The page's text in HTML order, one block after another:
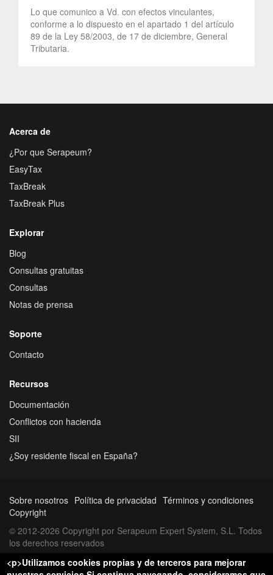
Lo que comunico a Vd. con efectos vinculantes,
conforme a lo dispuesto en el apartado 1 del artículo
89 de la Ley 58/2003, de 17 de diciembre, General
Tributaria.
Acerca de
¿Por que Serapeum?
EasyTax
TaxBreak
TaxBreak Plus
Explorar
Blog
Consultas gratuitas
Consultas
Notas de prensa
Soporte
Contacto
Recursos
Documentación
Conflictos con hacienda
SII
¿Soy residente fiscal en España?
Sobre nosotros Política de privacidad Términos y condiciones
Copyright
© 2012-2026 Copyright por Serapeum Expert System, S.L. Todos
los derechos reservados
<p>Utilizamos cookies propias y de terceros para mejorar